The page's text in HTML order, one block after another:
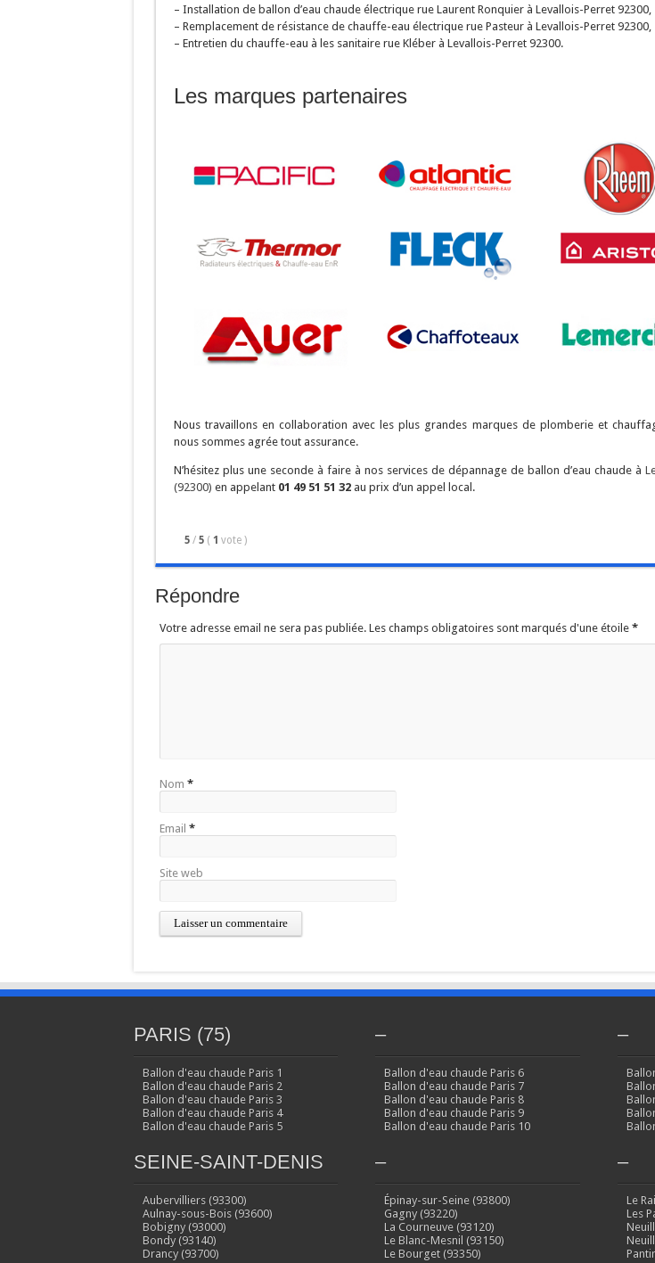
– Installation de ballon d’eau chaude électrique rue Laurent Ronquier à Levallois-Perret 92300,
– Remplacement de résistance de chauffe-eau électrique rue Pasteur à Levallois-Perret 92300,
– Entretien du chauffe-eau à les sanitaire rue Kléber à Levallois-Perret 92300.
Les marques partenaires
Nous travaillons en collaboration avec les plus grandes marques de plomberie et
nous sommes agrée tout assurance.
N’hésitez plus une seconde à faire à nos services de dépannage de ballon d’eau chaude à
(92300) en appelant 01 49 51 51 32au prix d’un appel local.
5 / 5 ( 1 vote )
Répondre
Votre adresse email ne sera pas publiée. Les champs obligatoires sont marqués d'une étoile *
Nom *
Email *
Site web
PARIS (75)
Ballon d'eau chaude Paris 1
Ballon d'eau chaude Paris 2
Ballon d'eau chaude Paris 3
Ballon d'eau chaude Paris 4
Ballon d'eau chaude Paris 5
SEINE-SAINT-DENIS
Aubervilliers (93300)
Aulnay-sous-Bois (93600)
Bobigny (93000)
Bondy (93140)
Drancy (93700)
–
Ballon d'eau chaude Paris 6
Ballon d'eau chaude Paris 7
Ballon d'eau chaude Paris 8
Ballon d'eau chaude Paris 9
Ballon d'eau chaude Paris 10
–
Épinay-sur-Seine (93800)
Gagny (93220)
La Courneuve (93120)
Le Blanc-Mesnil (93150)
Le Bourget (93350)
–
–
Le
Les